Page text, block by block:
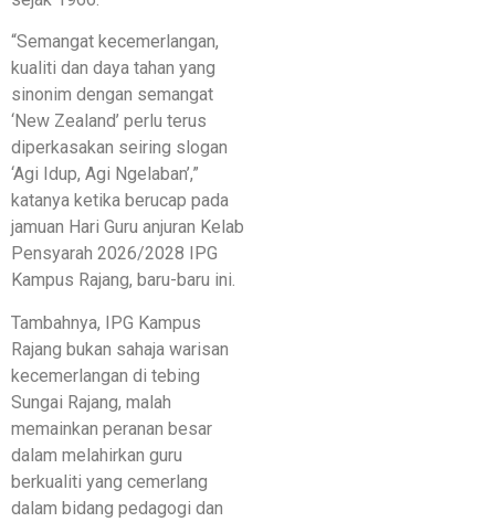
“Semangat kecemerlangan,
kualiti dan daya tahan yang
sinonim dengan semangat
‘New Zealand’ perlu terus
diperkasakan seiring slogan
‘Agi Idup, Agi Ngelaban’,”
katanya ketika berucap pada
jamuan Hari Guru anjuran Kelab
Pensyarah 2026/2028 IPG
Kampus Rajang, baru-baru ini.
Tambahnya, IPG Kampus
Rajang bukan sahaja warisan
kecemerlangan di tebing
Sungai Rajang, malah
memainkan peranan besar
dalam melahirkan guru
berkualiti yang cemerlang
dalam bidang pedagogi dan